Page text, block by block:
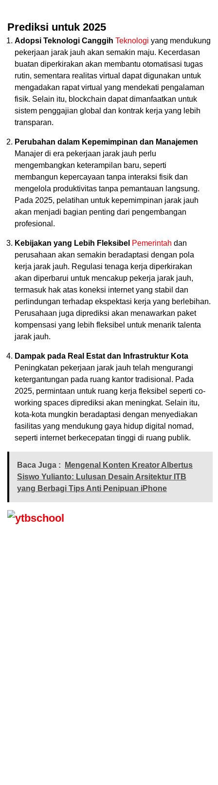
Prediksi untuk 2025
Adopsi Teknologi Canggih Teknologi yang mendukung
pekerjaan jarak jauh akan semakin maju. Kecerdasan
buatan diperkirakan akan membantu otomatisasi tugas
rutin, sementara realitas virtual dapat digunakan untuk
mengadakan rapat virtual yang mendekati pengalaman
fisik. Selain itu, blockchain dapat dimanfaatkan untuk
sistem penggajian global dan kontrak kerja yang lebih
transparan.
Perubahan dalam Kepemimpinan dan Manajemen
Manajer di era pekerjaan jarak jauh perlu
mengembangkan keterampilan baru, seperti
membangun kepercayaan tanpa interaksi fisik dan
mengelola produktivitas tanpa pemantauan langsung.
Pada 2025, pelatihan untuk kepemimpinan jarak jauh
akan menjadi bagian penting dari pengembangan
profesional.
Kebijakan yang Lebih Fleksibel Pemerintah dan
perusahaan akan semakin beradaptasi dengan pola
kerja jarak jauh. Regulasi tenaga kerja diperkirakan
akan diperbarui untuk mencakup pekerja jarak jauh,
termasuk hak atas koneksi internet yang stabil dan
perlindungan terhadap ekspektasi kerja yang berlebihan.
Perusahaan juga diprediksi akan menawarkan paket
kompensasi yang lebih fleksibel untuk menarik talenta
jarak jauh.
Dampak pada Real Estat dan Infrastruktur Kota
Peningkatan pekerjaan jarak jauh telah mengurangi
ketergantungan pada ruang kantor tradisional. Pada
2025, permintaan untuk ruang kerja fleksibel seperti co-
working spaces diprediksi akan meningkat. Selain itu,
kota-kota mungkin beradaptasi dengan menyediakan
fasilitas yang mendukung gaya hidup digital nomad,
seperti internet berkecepatan tinggi di ruang publik.
Baca Juga :
Mengenal Konten Kreator Albertus
Siswo Yulianto: Lulusan Desain Arsitektur ITB
yang Berbagi Tips Anti Penipuan iPhone